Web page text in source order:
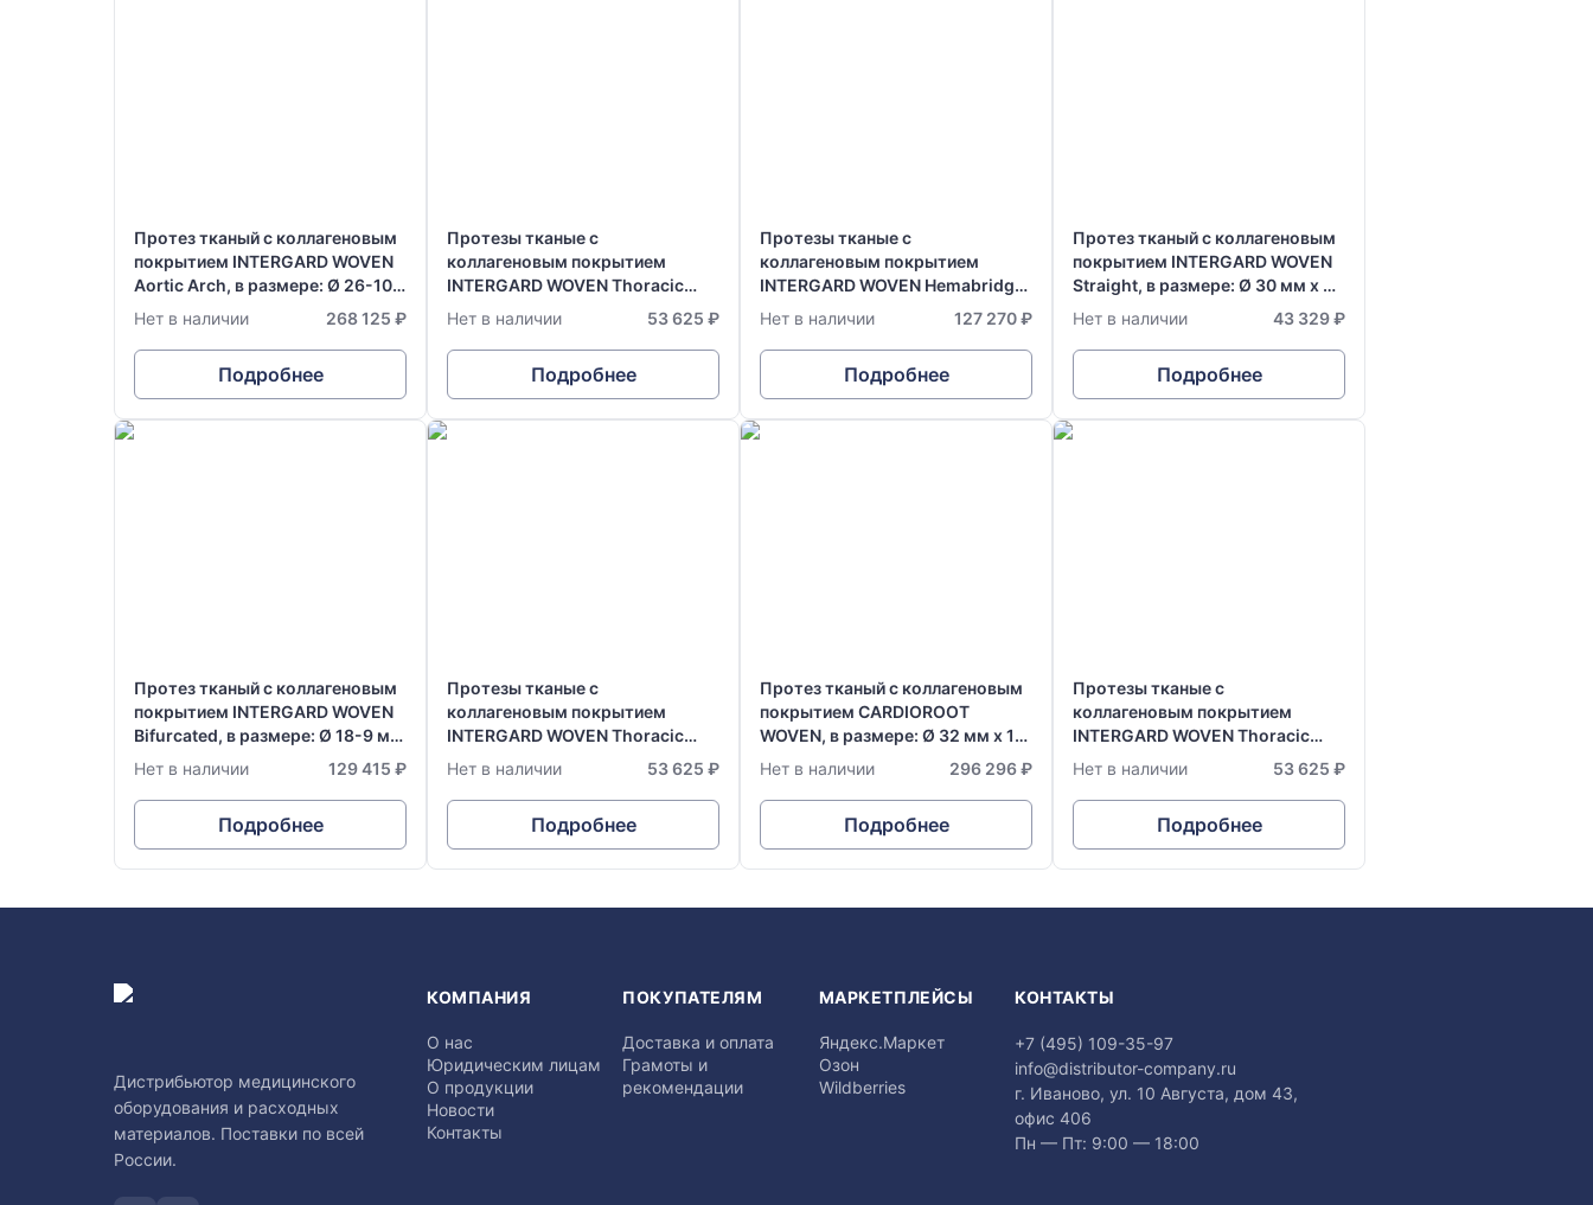
Протез тканый с коллагеновым
покрытием INTERGARD WOVEN
Aortic Arch, в размере: Ø 26-10-
8-8-10 мм х 50-30-30-30-30 см
Нет в наличии 268 125 ₽
Подробнее
Протезы тканые с
коллагеновым покрытием
INTERGARD WOVEN Thoracic
Aortic Graft, в размере: Ø 32 мм
Нет в наличии 53 625 ₽
Подробнее
Протезы тканые с
коллагеновым покрытием
INTERGARD WOVEN Hemabridge,
в размере: Ø 28-10 мм х 35-40
Нет в наличии 127 270 ₽
Подробнее
Протез тканый с коллагеновым
покрытием INTERGARD WOVEN
Straight, в размере: Ø 30 мм х 30
см
Нет в наличии 43 329 ₽
Подробнее
Протез тканый с коллагеновым
покрытием INTERGARD WOVEN
Bifurcated, в размере: Ø 18-9 мм
х 50 см
Нет в наличии 129 415 ₽
Подробнее
Протезы тканые с
коллагеновым покрытием
INTERGARD WOVEN Thoracic
Aortic Graft, в размере: Ø 26 мм
Нет в наличии 53 625 ₽
Подробнее
Протез тканый с коллагеновым
покрытием CARDIOROOT
WOVEN, в размере: Ø 32 мм х 15
см
Нет в наличии 296 296 ₽
Подробнее
Протезы тканые с
коллагеновым покрытием
INTERGARD WOVEN Thoracic
Aortic Graft, в размере: Ø 30 мм
Нет в наличии 53 625 ₽
Подробнее
Дистрибьютор медицинского
оборудования и расходных
материалов. Поставки по всей
России.
КОМПАНИЯ
О нас
Юридическим лицам
О продукции
Новости
Контакты
ПОКУПАТЕЛЯМ
Доставка и оплата
Грамоты и
рекомендации
МАРКЕТПЛЕЙСЫ
Яндекс.Маркет
Озон
Wildberries
КОНТАКТЫ
+7 (495) 109-35-97
info@distributor-company.ru
г. Иваново, ул. 10 Августа, дом 43,
офис 406
Пн — Пт: 9:00 — 18:00